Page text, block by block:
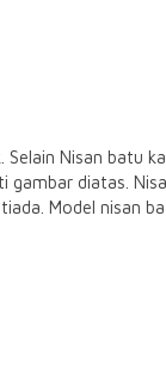
Selain Nisan batu
diatas.
Model nisan